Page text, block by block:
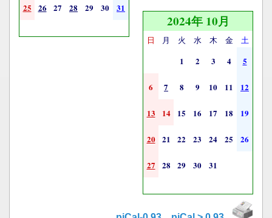
25 26 27 28 29 30 31
2024年 10月
日 月 火 水 木 金 土
1 2 3 4 5
6 7 8 9 10 11 12
13 14 15 16 17 18 19
20 21 22 23 24 25 26
27 28 29 30 31